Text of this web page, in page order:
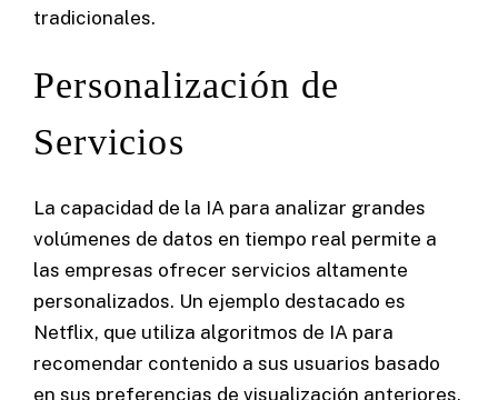
tradicionales.
Personalización de
Servicios
La capacidad de la IA para analizar grandes
volúmenes de datos en tiempo real permite a
las empresas ofrecer servicios altamente
personalizados. Un ejemplo destacado es
Netflix, que utiliza algoritmos de IA para
recomendar contenido a sus usuarios basado
en sus preferencias de visualización anteriores.